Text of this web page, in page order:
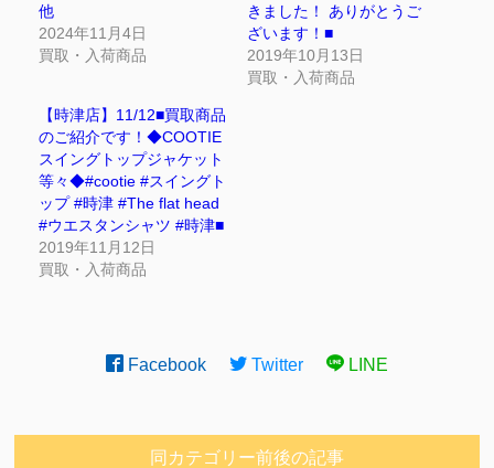
他
2024年11月4日
買取・入荷商品
きました！ ありがとうご
ざいます！■
2019年10月13日
買取・入荷商品
【時津店】11/12■買取商品
のご紹介です！◆COOTIE
スイングトップジャケット
等々◆#cootie #スイングト
ップ #時津 #The flat head
#ウエスタンシャツ #時津■
2019年11月12日
買取・入荷商品
Facebook Twitter LINE
同カテゴリー前後の記事